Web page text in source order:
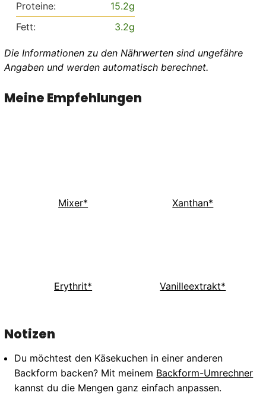
Proteine: 15.2g
Fett:
3.2g
Die Informationen zu den Nährwerten sind ungefähre
Angaben und werden automatisch berechnet.
Meine Empfehlungen
Mixer* Xanthan*
Erythrit* Vanilleextrakt*
Notizen
Du möchtest den Käsekuchen in einer anderen
Backform backen? Mit meinem Backform-Umrechner
kannst du die Mengen ganz einfach anpassen.